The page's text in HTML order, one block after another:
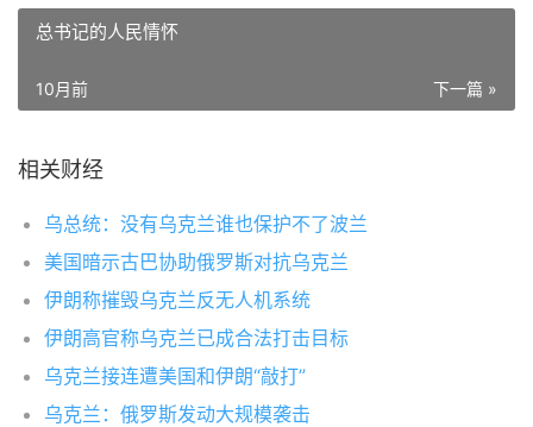
总书记的人民情怀
下一篇 »
10月前
相关财经
乌总统：没有乌克兰谁也保护不了波兰
美国暗示古巴协助俄罗斯对抗乌克兰
伊朗称摧毁乌克兰反无人机系统
伊朗高官称乌克兰已成合法打击目标
乌克兰接连遭美国和伊朗“敲打”
乌克兰：俄罗斯发动大规模袭击